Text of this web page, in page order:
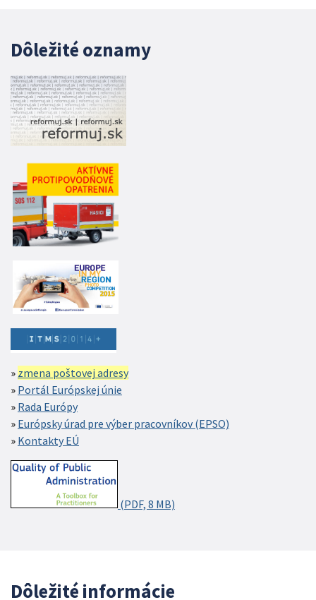
Dôležité oznamy
zmena poštovej adresy
Portál Európskej únie
Rada Európy
Európsky úrad pre výber pracovníkov (EPSO)
Kontakty EÚ
(PDF, 8 MB)
Dôležité informácie